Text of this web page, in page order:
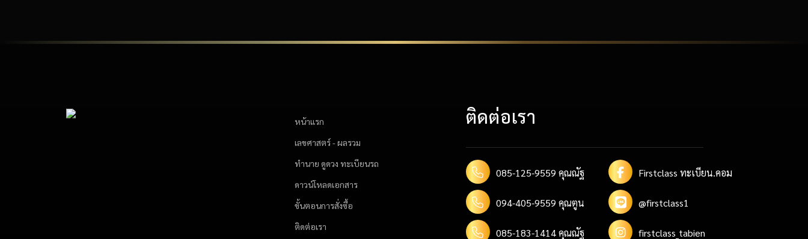
หน้าแรก
เลขศาสตร์ - ผลรวม
ทำนาย ดูดวง ทะเบียนรถ
ดาวน์โหลดเอกสาร
ขั้นตอนการสั่งซื้อ
ติดต่อเรา
ติดต่อเรา
085-125-9559 คุณณัฐ
094-405-9559 คุณตูน
085-183-1414 คุณณัฐ
Firstclass ทะเบียน.คอม
@firstclass1
firstclass_tabien